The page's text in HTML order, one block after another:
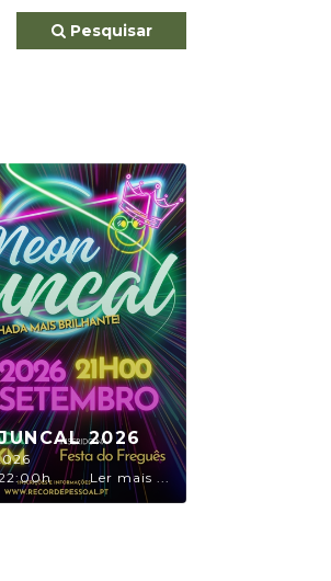
Pesquisar
2026
22:00h
Ler mais ...